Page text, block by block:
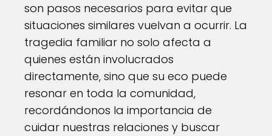
son pasos necesarios para evitar que
situaciones similares vuelvan a ocurrir. La
tragedia familiar no solo afecta a
quienes están involucrados
directamente, sino que su eco puede
resonar en toda la comunidad,
recordándonos la importancia de
cuidar nuestras relaciones y buscar